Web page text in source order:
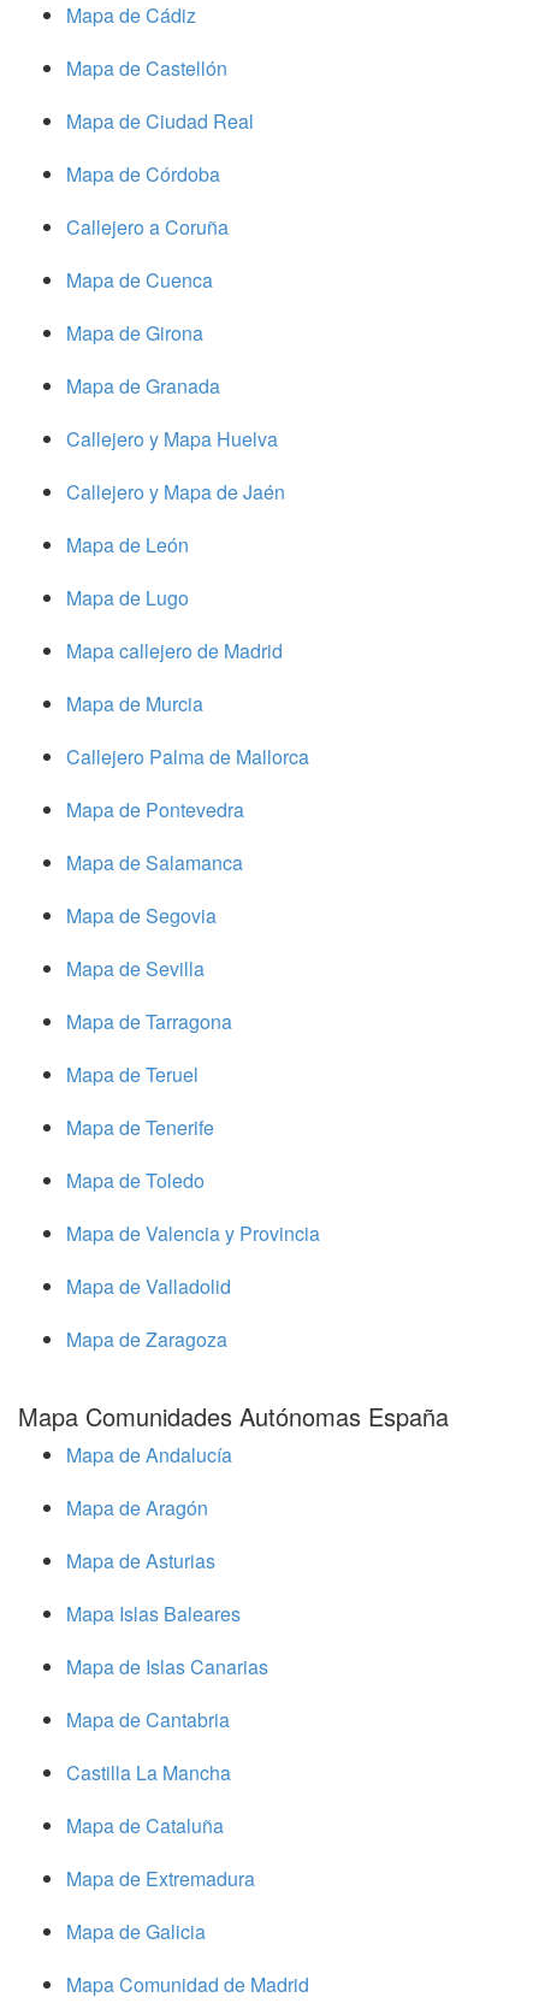
Mapa de Cádiz
Mapa de Castellón
Mapa de Ciudad Real
Mapa de Córdoba
Callejero a Coruña
Mapa de Cuenca
Mapa de Girona
Mapa de Granada
Callejero y Mapa Huelva
Callejero y Mapa de Jaén
Mapa de León
Mapa de Lugo
Mapa callejero de Madrid
Mapa de Murcia
Callejero Palma de Mallorca
Mapa de Pontevedra
Mapa de Salamanca
Mapa de Segovia
Mapa de Sevilla
Mapa de Tarragona
Mapa de Teruel
Mapa de Tenerife
Mapa de Toledo
Mapa de Valencia y Provincia
Mapa de Valladolid
Mapa de Zaragoza
Mapa Comunidades Autónomas España
Mapa de Andalucía
Mapa de Aragón
Mapa de Asturias
Mapa Islas Baleares
Mapa de Islas Canarias
Mapa de Cantabria
Castilla La Mancha
Mapa de Cataluña
Mapa de Extremadura
Mapa de Galicia
Mapa Comunidad de Madrid